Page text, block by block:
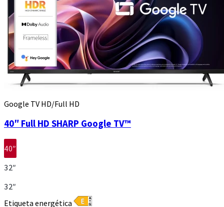
Google TV HD/Full HD
40″ Full HD SHARP Google TV™
40″
32″
32″
Etiqueta energética